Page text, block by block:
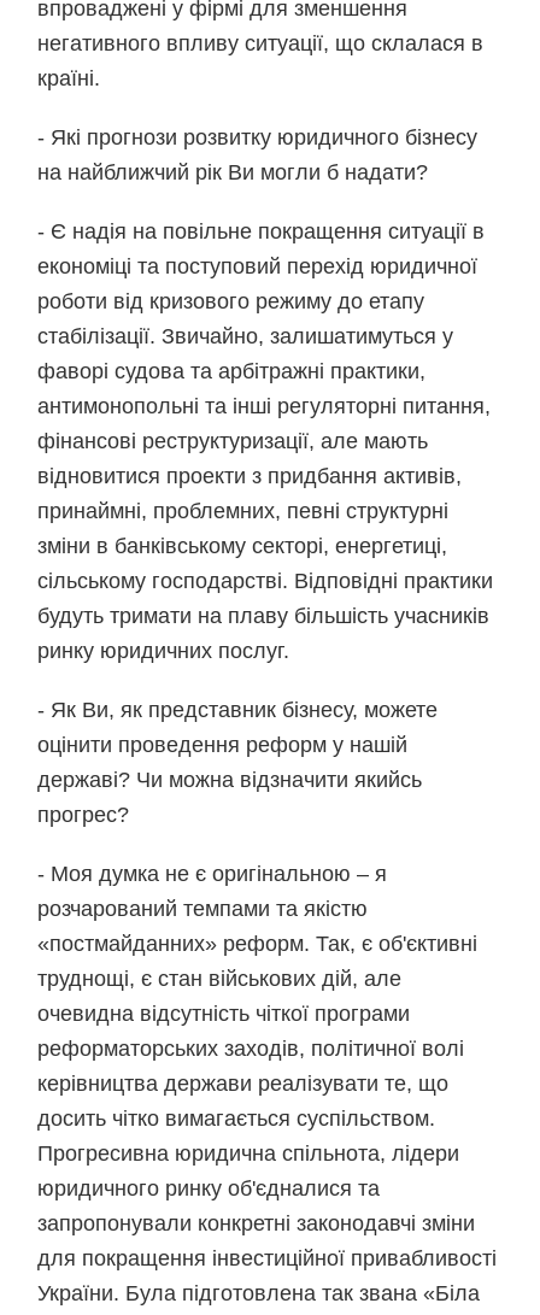
впроваджені у фірмі для зменшення
негативного впливу ситуації, що склалася в
країні.
- Які прогнози розвитку юридичного бізнесу
на найближчий рік Ви могли б надати?
- Є надія на повільне покращення ситуації в
економіці та поступовий перехід юридичної
роботи від кризового режиму до етапу
стабілізації. Звичайно, залишатимуться у
фаворі судова та арбітражні практики,
антимонопольні та інші регуляторні питання,
фінансові реструктуризації, але мають
відновитися проекти з придбання активів,
принаймні, проблемних, певні структурні
зміни в банківському секторі, енергетиці,
сільському господарстві. Відповідні практики
будуть тримати на плаву більшість учасників
ринку юридичних послуг.
- Як Ви, як представник бізнесу, можете
оцінити проведення реформ у нашій
державі? Чи можна відзначити якийсь
прогрес?
- Моя думка не є оригінальною – я
розчарований темпами та якістю
«постмайданних» реформ. Так, є об'єктивні
труднощі, є стан військових дій, але
очевидна відсутність чіткої програми
реформаторських заходів, політичної волі
керівництва держави реалізувати те, що
досить чітко вимагається суспільством.
Прогресивна юридична спільнота, лідери
юридичного ринку об'єдналися та
запропонували конкретні законодавчі зміни
для покращення інвестиційної привабливості
України. Була підготовлена так звана «Біла